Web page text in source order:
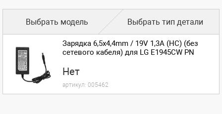
Выбрать модель Выбрать тип детали
Зарядка 6,5x4,4mm / 19V 1,3A (HC) (без
сетевого кабеля) для LG E1945CW PN
Нет
артикул: 005462